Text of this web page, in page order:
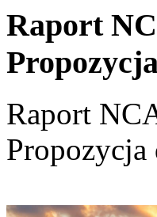
Raport
Raport
Propozycja